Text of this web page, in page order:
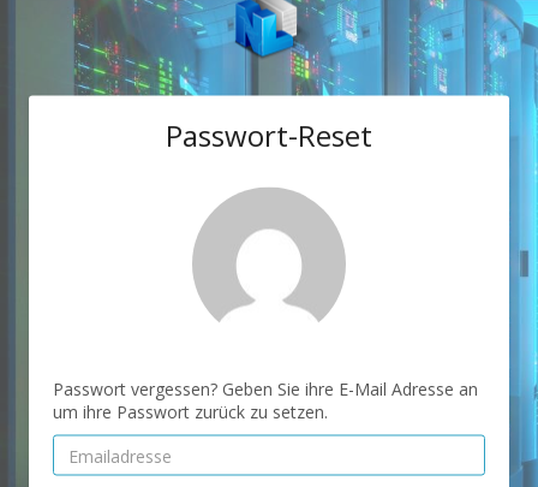
Passwort-Reset
Passwort vergessen? Geben Sie ihre E-Mail Adresse an
um ihre Passwort zurück zu setzen.